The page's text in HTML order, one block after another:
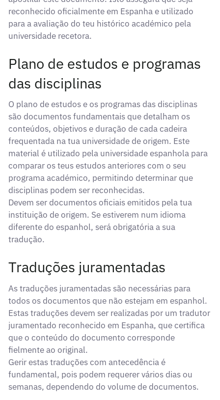
reconhecido oficialmente em Espanha e utilizado
para a avaliação do teu histórico académico pela
universidade recetora.
Plano de estudos e programas
das disciplinas
O plano de estudos e os programas das disciplinas
são documentos fundamentais que detalham os
conteúdos, objetivos e duração de cada cadeira
frequentada na tua universidade de origem. Este
material é utilizado pela universidade espanhola para
comparar os teus estudos anteriores com o seu
programa académico, permitindo determinar que
disciplinas podem ser reconhecidas.
Devem ser documentos oficiais emitidos pela tua
instituição de origem. Se estiverem num idioma
diferente do espanhol, será obrigatória a sua
tradução.
Traduções juramentadas
As traduções juramentadas são necessárias para
todos os documentos que não estejam em espanhol.
Estas traduções devem ser realizadas por um tradutor
juramentado reconhecido em Espanha, que certifica
que o conteúdo do documento corresponde
fielmente ao original.
Gerir estas traduções com antecedência é
fundamental, pois podem requerer vários dias ou
semanas, dependendo do volume de documentos.